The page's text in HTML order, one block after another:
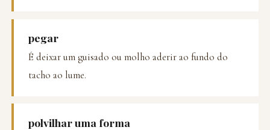
pegar
É deixar um guisado ou molho aderir ao fundo do
tacho ao lume.
polvilhar uma forma